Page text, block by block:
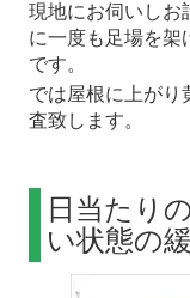
現地にお伺いしお
に一度も足場を架
です。
では屋根に上がり
査致します。
日当たり
い状態の